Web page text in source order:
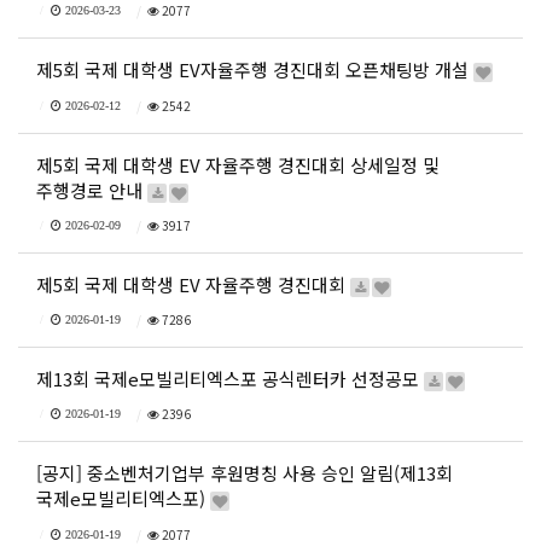
2026-03-23 2077
제5회 국제 대학생 EV자율주행 경진대회 오픈채팅방 개설
2026-02-12 2542
제5회 국제 대학생 EV 자율주행 경진대회 상세일정 및
주행경로 안내
2026-02-09 3917
제5회 국제 대학생 EV 자율주행 경진대회
2026-01-19 7286
제13회 국제e모빌리티엑스포 공식렌터카 선정공모
2026-01-19 2396
[공지] 중소벤처기업부 후원명칭 사용 승인 알림(제13회
국제e모빌리티엑스포)
2026-01-19 2077